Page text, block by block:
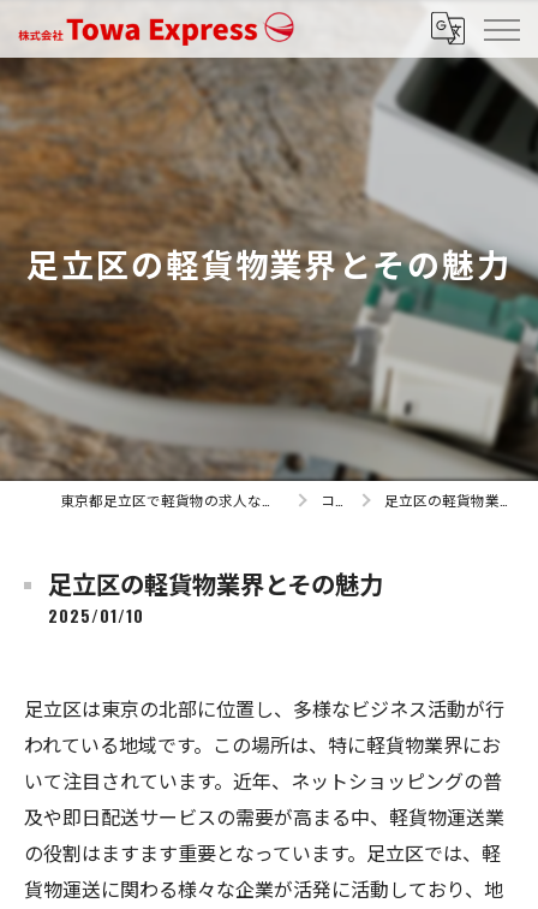
足立区の軽貨物業界とその魅力
コラム 足立区の軽貨物業界とその魅力
足立区の軽貨物業界とその魅力
2025/01/10
足立区は東京の北部に位置し、多様なビジネス活動が行
われている地域です。この場所は、特に軽貨物業界にお
いて注目されています。近年、ネットショッピングの普
及や即日配送サービスの需要が高まる中、軽貨物運送業
の役割はますます重要となっています。足立区では、軽
貨物運送に関わる様々な企業が活発に活動しており、地